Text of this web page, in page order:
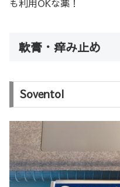
も利用OKな薬！
軟膏・痒み止め
Soventol